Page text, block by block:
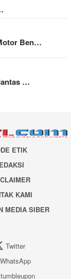
Ben…
…
ETIK
KAMI
MEDIA SIBER
Twitter
WhatsApp